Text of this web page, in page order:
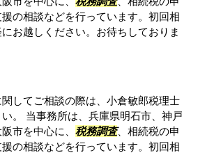
の相談などを行っています。初回相
お越しください。お待ちしておりま
してご相談の際は、小倉敏郎税理士
。 当事務所は、兵庫県明石市、神戸
市を中心に、 税務調査、相続税の申
の相談などを行っています。初回相